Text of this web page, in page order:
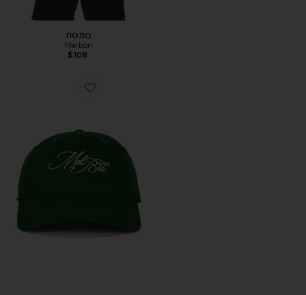
ПОЛО
Malbon
$108
Favorite ПАПИНА КЕПКА PALMETTO